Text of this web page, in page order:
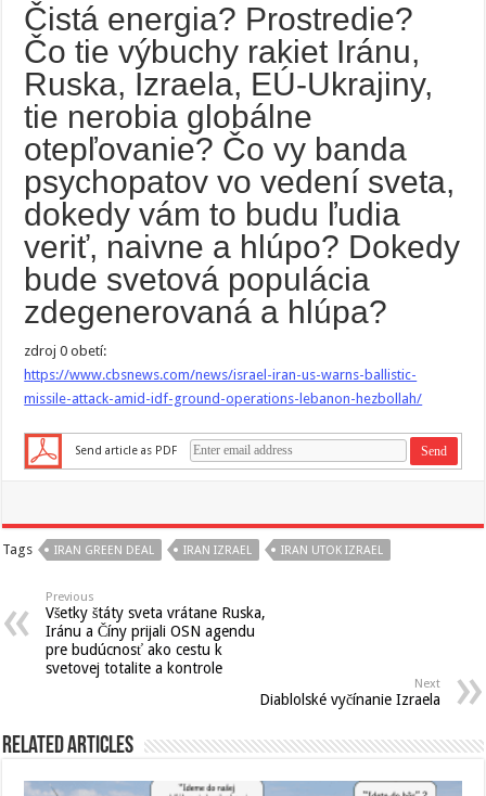
Čistá energia? Prostredie?
Čo tie výbuchy rakiet Iránu,
Ruska, Izraela, EÚ-Ukrajiny,
tie nerobia globálne
otepľovanie? Čo vy banda
psychopatov vo vedení sveta,
dokedy vám to budu ľudia
veriť, naivne a hlúpo? Dokedy
bude svetová populácia
zdegenerovaná a hlúpa?
zdroj 0 obetí:
https://www.cbsnews.com/news/israel-iran-us-warns-ballistic-
missile-attack-amid-idf-ground-operations-lebanon-hezbollah/
Send article as PDF
Tags IRAN GREEN DEAL IRAN IZRAEL IRAN UTOK IZRAEL
Previous
Všetky štáty sveta vrátane Ruska,
Iránu a Číny prijali OSN agendu
pre budúcnosť ako cestu k
svetovej totalite a kontrole
Next
Diablolské vyčínanie Izraela
Related Articles